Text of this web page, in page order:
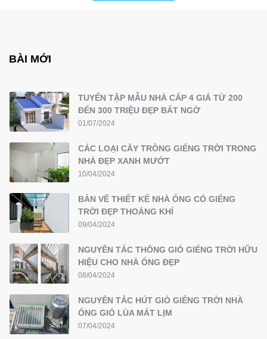
BÀI MỚI
TUYỂN TẬP MẪU NHÀ CẤP 4 GIÁ TỪ 200
ĐẾN 300 TRIỆU ĐẸP BẤT NGỜ
01/07/2024
CÁC LOẠI CÂY TRỒNG GIẾNG TRỜI TRONG
NHÀ ĐẸP XANH MƯỚT
10/04/2024
BẢN VẼ THIẾT KẾ NHÀ ỐNG CÓ GIẾNG
TRỜI ĐẸP THOÁNG KHÍ
09/04/2024
NGUYÊN TẮC THÔNG GIÓ GIẾNG TRỜI HỮU
HIỆU CHO NHÀ ỐNG ĐẸP
08/04/2024
NGUYÊN TẮC HÚT GIÓ GIẾNG TRỜI NHÀ
ỐNG GIÓ LÙA MÁT LỊM
07/04/2024